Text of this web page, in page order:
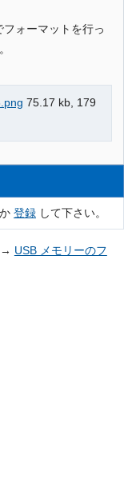
ォーマットを行っ
75.17 kb, 179
か 登録 して下さい。
→ USB メモリーのフ